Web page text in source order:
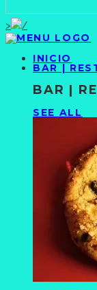
>
INICIO
BAR |
BAR |
SEE ALL